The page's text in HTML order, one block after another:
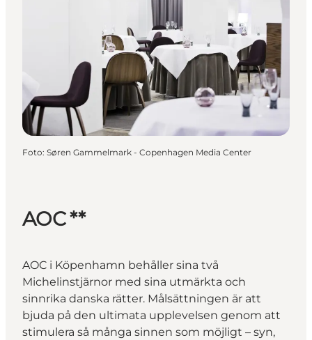
Foto: Søren Gammelmark - Copenhagen Media Center
AOC **
AOC i Köpenhamn behåller sina två
Michelinstjärnor med sina utmärkta och
sinnrika danska rätter. Målsättningen är att
bjuda på den ultimata upplevelsen genom att
stimulera så många sinnen som möjligt – syn,